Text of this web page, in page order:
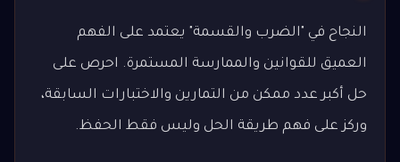
النجاح في "الضرب والقسمة" يعتمد على الفهم
العميق للقوانين والممارسة المستمرة. احرص على
حل أكبر عدد ممكن من التمارين والاختبارات السابقة،
وركز على فهم طريقة الحل وليس فقط الحفظ.